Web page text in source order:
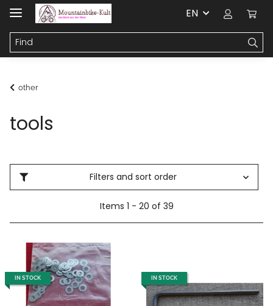
EN
other
tools
Filters and sort order
Items 1 - 20 of 39
IN STOCK IN STOCK